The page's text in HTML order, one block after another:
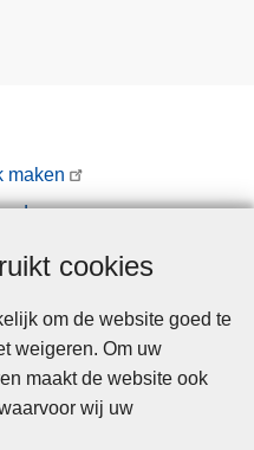
cookies
om de website goed te
weigeren. Om uw
maakt de website ook
wij uw
maken